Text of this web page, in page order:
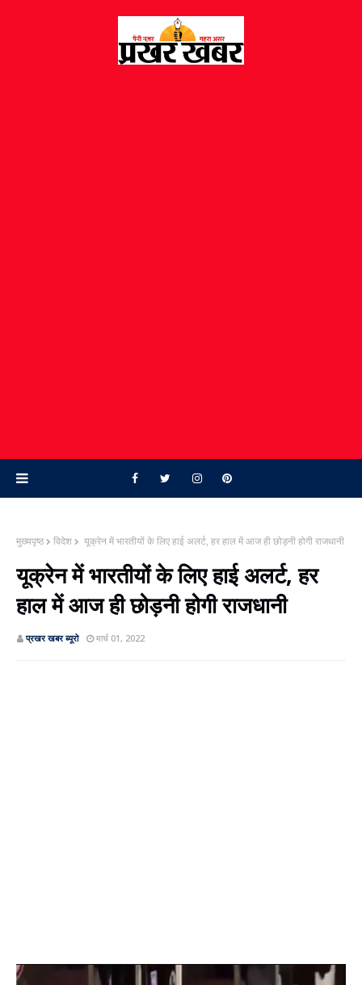
मुख्यपृष्ठ विदेश यूक्रेन में भारतीयों के लिए हाई अलर्ट, हर हाल में आज ही छोड़नी होगी राजधानी
यूक्रेन में भारतीयों के लिए हाई अलर्ट, हर
हाल में आज ही छोड़नी होगी राजधानी
प्रखर खबर ब्‍यूरो मार्च 01, 2022